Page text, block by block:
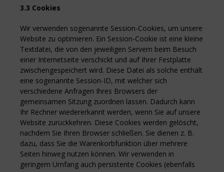
3.3 Cookies
Wir verwenden sogenannte Session-Cookies, um unsere
Website zu optimieren. Ein Session-Cookie ist eine kleine
Textdatei, die von den jeweiligen Servern beim Besuch
einer Internetseite verschickt und auf Ihrer Festplatte
zwischengespeichert wird. Diese Datei als solche enthält
eine sogenannte Session-ID, mit welcher sich
verschiedene Anfragen Ihres Browsers der
gemeinsamen Sitzung zuordnen lassen. Dadurch kann
Ihr Rechner wiedererkannt werden, wenn Sie auf unsere
Website zurückkehren. Diese Cookies werden gelöscht,
nachdem Sie Ihren Browser schließen. Sie dienen z. B.
dazu, dass Sie die Warenkorbfunktion über mehrere
Seiten hinweg nutzen können. Wir verwenden in
geringem Umfang auch persistente Cookies (ebenfalls